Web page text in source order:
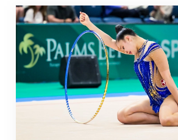
Nächster Halt: Weltmeisterschaft